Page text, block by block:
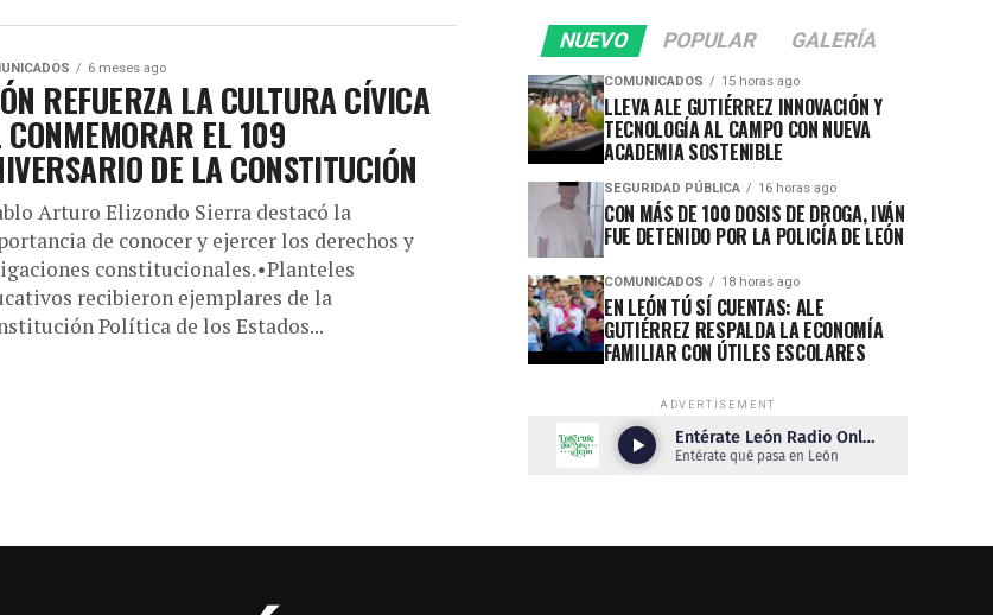
6 meses ago
REFUERZA LA CULTURA CÍVICA
EL 109
DE LA CONSTITUCIÓN
Arturo Elizondo Sierra destacó la
de conocer y ejercer los derechos y
constitucionales.•Planteles
recibieron ejemplares de la
Política de los Estados...
NUEVO POPULAR GALERÍA
COMUNICADOS 15 horas ago
LLEVA ALE GUTIÉRREZ INNOVACIÓN Y
TECNOLOGÍA AL CAMPO CON NUEVA
ACADEMIA SOSTENIBLE
SEGURIDAD PÚBLICA 16 horas ago
CON MÁS DE 100 DOSIS DE DROGA, IVÁN
FUE DETENIDO POR LA POLICÍA DE LEÓN
COMUNICADOS 18 horas ago
EN LEÓN TÚ SÍ CUENTAS: ALE
GUTIÉRREZ RESPALDA LA ECONOMÍA
FAMILIAR CON ÚTILES ESCOLARES
ADVERTISEMENT